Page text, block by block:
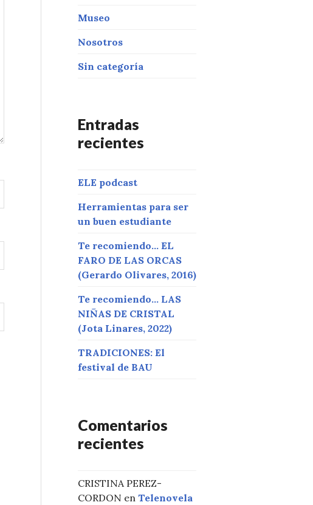
Museo
Nosotros
Sin categoría
Entradas
recientes
ELE podcast
Herramientas para ser
un buen estudiante
Te recomiendo… EL
FARO DE LAS ORCAS
(Gerardo Olivares, 2016)
Te recomiendo… LAS
NIÑAS DE CRISTAL
(Jota Linares, 2022)
TRADICIONES: El
festival de BAU
Comentarios
recientes
CRISTINA PEREZ-
CORDON en Telenovela